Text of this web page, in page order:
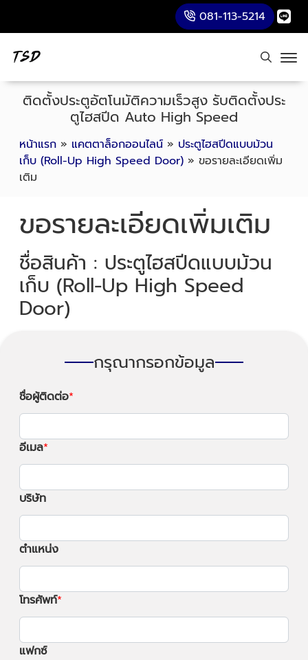
081-113-5214
หน้าแรก » แคตตาล็อกออนไลน์ » ประตูไฮสปีดแบบม้วน
เก็บ (Roll-Up High Speed Door) » ขอรายละเอียดเพิ่ม
เติม
ติดตั้งประตูอัตโนมัติความเร็วสูง รับติดตั้งประ
ตูไฮสปีด Auto High Speed
ขอรายละเอียดเพิ่มเติม
ชื่อสินค้า : ประตูไฮสปีดแบบม้วน
เก็บ (Roll-Up High Speed
Door)
กรุณากรอกข้อมูล
ชื่อผู้ติดต่อ
อีเมล
บริษัท
ตำแหน่ง
โทรศัพท์
แฟกซ์